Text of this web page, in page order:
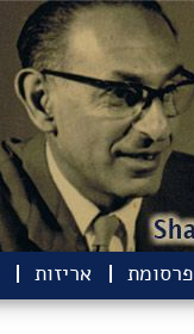
פרסומת אריזות